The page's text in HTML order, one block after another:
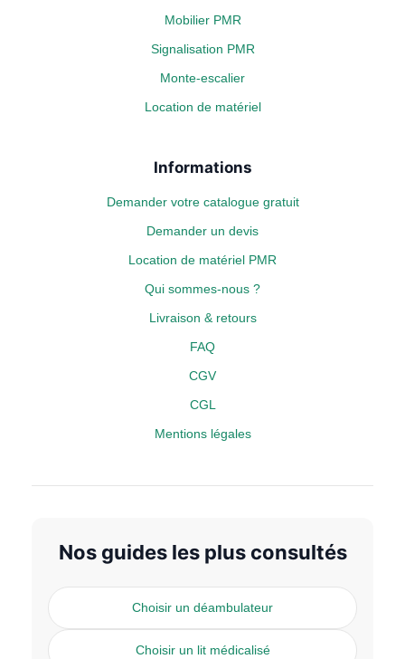
Mobilier PMR
Signalisation PMR
Monte-escalier
Location de matériel
Informations
Demander votre catalogue gratuit
Demander un devis
Location de matériel PMR
Qui sommes-nous ?
Livraison & retours
FAQ
CGV
CGL
Mentions légales
Nos guides les plus consultés
Choisir un déambulateur
Choisir un lit médicalisé